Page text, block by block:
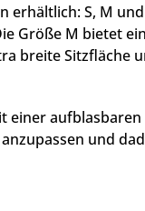
erhältlich: S, M
Größe M bietet
breite Sitzfläche
einer
und